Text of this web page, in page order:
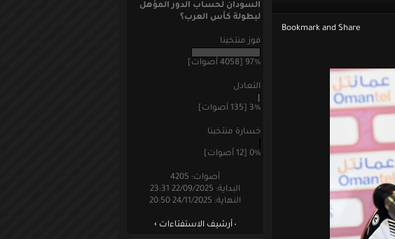
السودان لحساب الدور المؤهل
لبطولة كأس العرب؟
فوز منتخبنا
97% [4058 أصوات]
التعادل
3% [135 أصوات]
خسارة منتخبنا
0% [12 أصوات]
أصوات: 4205
البداية: 22/09/2025 23:31
النهاية: 24/11/2025 20:50
أرشيف الاستفتاءات